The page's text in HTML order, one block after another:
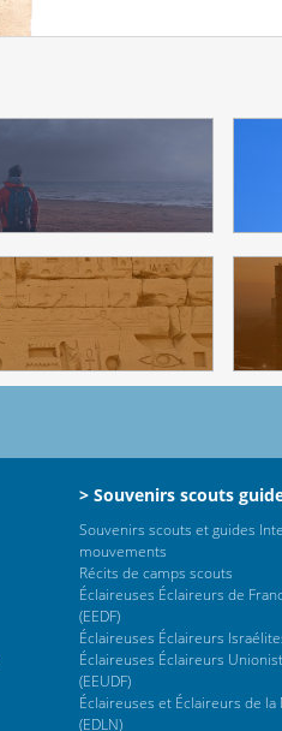
> Souvenirs scouts
Souvenirs scouts et guides
mouvements
Récits de camps scouts
Éclaireuses Éclaireurs de
(EEDF)
Éclaireuses Éclaireurs
Éclaireuses Éclaireurs
(EEUDF)
Éclaireuses et Éclaireurs de la
(EDLN)